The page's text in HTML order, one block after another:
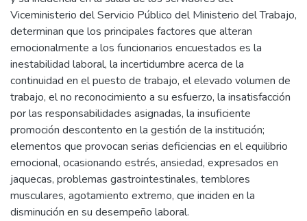
Viceministerio del Servicio Público del Ministerio del Trabajo,
determinan que los principales factores que alteran
emocionalmente a los funcionarios encuestados es la
inestabilidad laboral, la incertidumbre acerca de la
continuidad en el puesto de trabajo, el elevado volumen de
trabajo, el no reconocimiento a su esfuerzo, la insatisfacción
por las responsabilidades asignadas, la insuficiente
promoción descontento en la gestión de la institución;
elementos que provocan serias deficiencias en el equilibrio
emocional, ocasionando estrés, ansiedad, expresados en
jaquecas, problemas gastrointestinales, temblores
musculares, agotamiento extremo, que inciden en la
disminución en su desempeño laboral.